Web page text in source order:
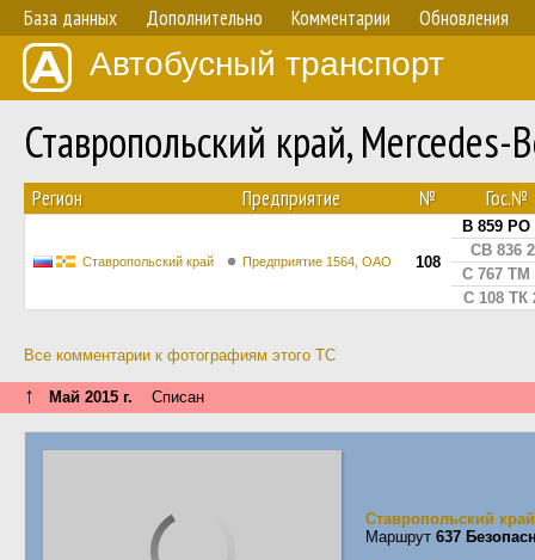
База данных Дополнительно Комментарии Обновления
Автобусный транспорт
Ставропольский край,
Регион Предприятие № Гос.№
Ставропольский край Предприятие 1564, ОАО 108
В 859 РО
СВ 836
С 767 ТМ
С 108 ТК
Все комментарии к фотографиям этого ТС
↑ Май 2015 г. Списан
Ставропольский край
Маршрут 637